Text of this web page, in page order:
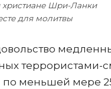
христиане Шри-Ланки
для молитвы
террористами-
по меньшей мере